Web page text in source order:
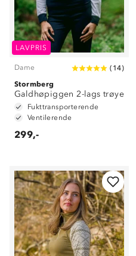
LAVPRIS
Dame ( 14)
Stormberg
Galdhøpiggen 2-lags trøye
Fukttransporterende
Ventilerende
299,-